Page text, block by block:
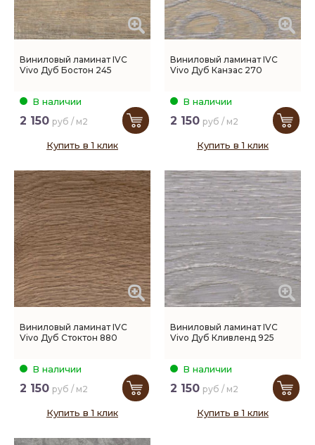
Виниловый ламинат IVC
Vivo Дуб Бостон 245
В наличии
2 150 руб / м2
Купить в 1 клик
Виниловый ламинат IVC
Vivo Дуб Канзас 270
В наличии
2 150 руб / м2
Купить в 1 клик
Виниловый ламинат IVC
Vivo Дуб Стоктон 880
В наличии
2 150 руб / м2
Купить в 1 клик
Виниловый ламинат IVC
Vivo Дуб Кливленд 925
В наличии
2 150 руб / м2
Купить в 1 клик